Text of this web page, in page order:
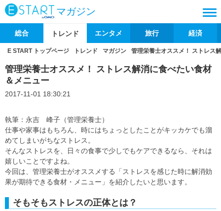
マガジン
総合 トレンド エンタメ 旅行 経済
E START トップページ トレンド マガジン 管理栄養士オススメ！ ストレス
管理栄養士オススメ！ ストレス解消に食べたい食材
＆メニュー
2017-11-01 18:30:21
執筆：永吉 峰子（管理栄養士）
仕事や家事はもちろん、時にはちょっとしたことがキッカケでも溜
めてしまいがちなストレス。
そんなストレスを、日々の食事で少しでもケアできるなら、それは
嬉しいことですよね。
今回は、管理栄養士がオススメする「ストレスを感じた時に解消効
果が期待できる食材・メニュー」を紹介したいと思います。
そもそもストレスの正体とは？